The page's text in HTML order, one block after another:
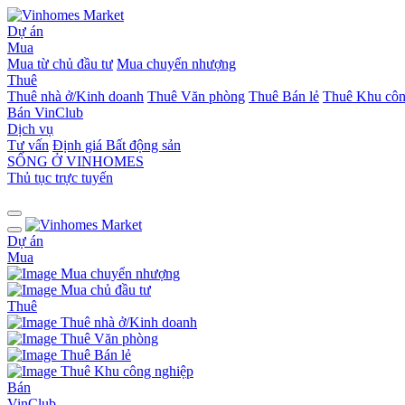
Dự án
Mua
Mua từ chủ đầu tư Mua chuyển nhượng
Thuê
Thuê nhà ở/Kinh doanh Thuê Văn phòng Thuê Bán lẻ Thuê Khu
Bán VinClub
Dịch vụ
Tư vấn Định giá Bất động sản
SỐNG Ở VINHOMES
Thủ tục trực tuyến
Dự án
Mua
Mua chuyển nhượng
Mua chủ đầu tư
Thuê
Thuê nhà ở/Kinh doanh
Thuê Văn phòng
Thuê Bán lẻ
Thuê Khu công nghiệp
Bán